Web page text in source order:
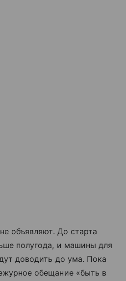
объявляют. До старта
полугода, и машины для
доводить до ума. Пока
обещание «быть в